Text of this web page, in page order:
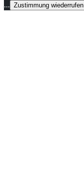
... Zustimmung wiederrufen